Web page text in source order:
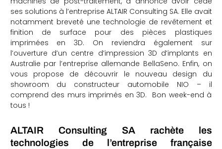
ses solutions à l’entreprise ALTAIR Consulting SA. Elle avait
notamment breveté une technologie de revêtement et
finition de surface pour des pièces plastiques
imprimées en 3D. On reviendra également sur
l’ouverture d’un centre d’impression 3D d’implants en
Australie par l’entreprise allemande BellaSeno. Enfin, on
vous propose de découvrir le nouveau design du
showroom du constructeur automobile NIO – il
comprend des murs imprimés en 3D. Bon week-end à
tous !
ALTAIR Consulting SA rachète les
technologies de l’entreprise française